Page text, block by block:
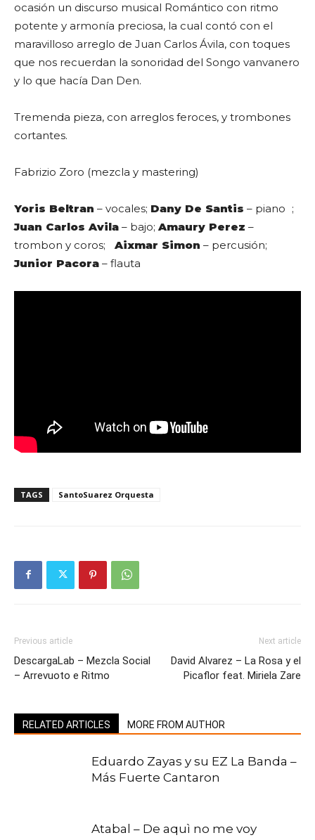
ocasión un discurso musical Romántico con ritmo
potente y armonía preciosa, la cual contó con el
maravilloso arreglo de Juan Carlos Ávila, con toques
que nos recuerdan la sonoridad del Songo vanvanero
y lo que hacía Dan Den.
Tremenda pieza, con arreglos feroces, y trombones
cortantes.
Fabrizio Zoro (mezcla y mastering)
Yoris Beltran – vocales; Dany De Santis – piano ;
Juan Carlos Avila – bajo; Amaury Perez –
trombon y coros; Aixmar Simon – percusión;
Junior Pacora – flauta
TAGS SantoSuarez Orquesta
Previous article
DescargaLab – Mezcla Social
– Arrevuoto e Ritmo
Next article
David Alvarez – La Rosa y el
Picaflor feat. Miriela Zare
RELATED ARTICLES MORE FROM AUTHOR
Eduardo Zayas y su EZ La Banda –
Más Fuerte Cantaron
Atabal – De aquì no me voy